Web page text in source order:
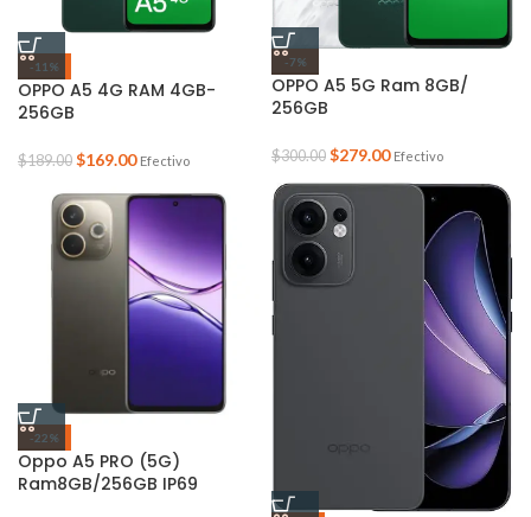
-11%
OPPO A5 4G RAM 4GB-
256GB
$189.00 $169.00 Efectivo
-7%
OPPO A5 5G Ram 8GB/
256GB
$300.00 $279.00 Efectivo
-22%
Oppo A5 PRO (5G)
Ram8GB/256GB IP69